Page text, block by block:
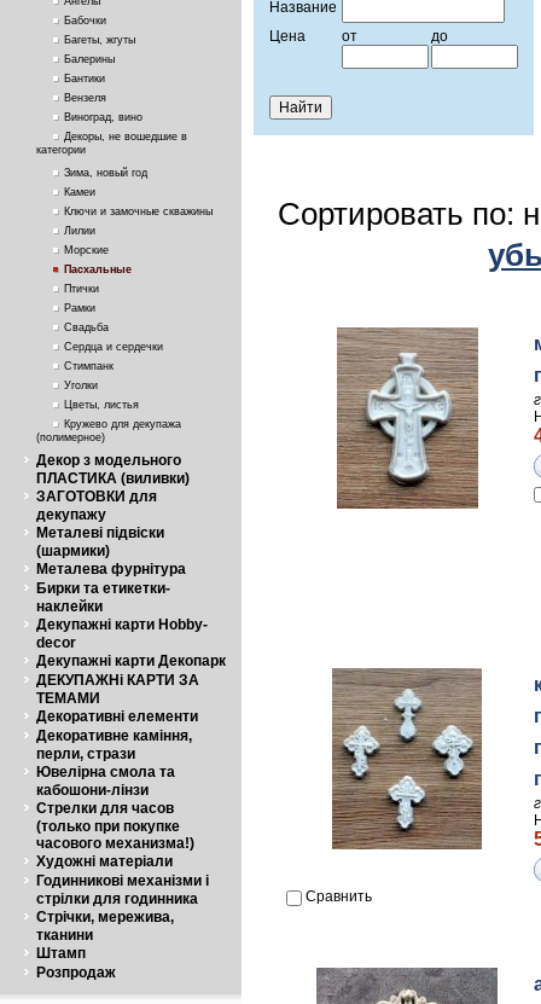
Бабочки
Багеты, жгуты
Балерины
Бантики
Вензеля
Виноград, вино
Декоры, не вошедшие в
категории
Зима, новый год
Камеи
Ключи и замочные скважины
Лилии
Морские
Пасхальные
Птички
Рамки
Свадьба
Сердца и сердечки
Стимпанк
Уголки
Цветы, листья
Кружево для декупажа
(полимерное)
Декор з модельного
ПЛАСТИКА (виливки)
ЗАГОТОВКИ для
декупажу
Металеві підвіски
(шармики)
Металева фурнітура
Бирки та етикетки-
наклейки
Декупажні карти Hobby-
decor
Декупажні карти Декопарк
ДЕКУПАЖНі КАРТИ ЗА
ТЕМАМИ
Декоративні елементи
Декоративне каміння,
перли, стрази
Ювелірна смола та
кабошони-лінзи
Стрелки для часов
(только при покупке
часового механизма!)
Художні матеріали
Годинникові механізми і
стрілки для годинника
Стрічки, мережива,
тканини
Штамп
Розпродаж
Название
Цена
от до
Сортировать по:
Сравнить